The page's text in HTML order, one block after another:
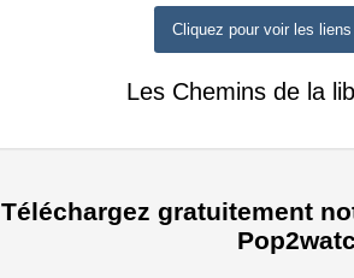
Cliquez pour voir les liens
Les Chemins de la
Téléchargez gratuitement